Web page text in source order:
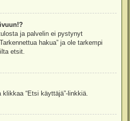
ja palvelin ei pystynyt
hakua” ja ole tarkempi
etsit.
“Etsi käyttäjä”-linkkiä.